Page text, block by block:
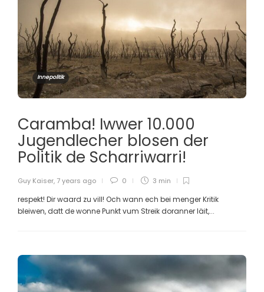
Innepolitik
Caramba! Iwwer 10.000
Jugendlecher blosen der
Politik de Scharriwarri!
Guy Kaiser, 7 years ago 0 3 min
respekt! Dir waard zu vill! Och wann ech bei menger Kritik
bleiwen, datt de wonne Punkt vum Streik doranner läit,...